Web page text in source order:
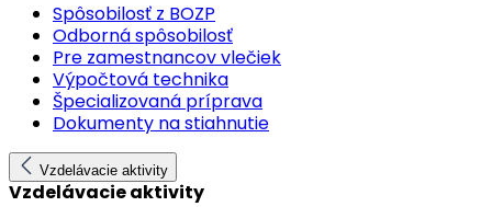
Spôsobilosť z BOZP
Odborná spôsobilosť
Pre zamestnancov vlečiek
Výpočtová technika
Špecializovaná príprava
Dokumenty na stiahnutie
Vzdelávacie aktivity
Vzdelávacie aktivity